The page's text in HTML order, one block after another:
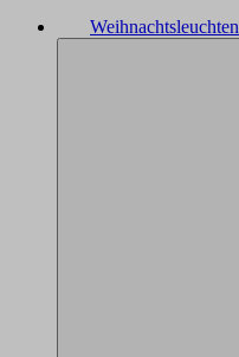
Weihnachtsleuchten